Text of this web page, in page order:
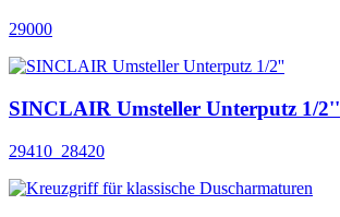
29000
SINCLAIR Umsteller Unterputz 1/2''
29410_28420